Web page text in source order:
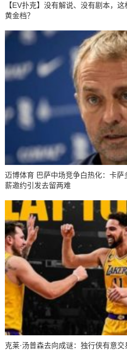
【EV扑克】没有解说、没有剧本，
黄金档？
迈博体育 巴萨中场竞争白热化：卡
薪邀约引发去留两难
克莱·汤普森去向成谜：独行侠有意